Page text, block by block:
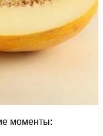
моменты: